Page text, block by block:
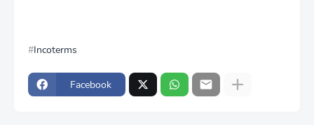
Incoterms
Facebook